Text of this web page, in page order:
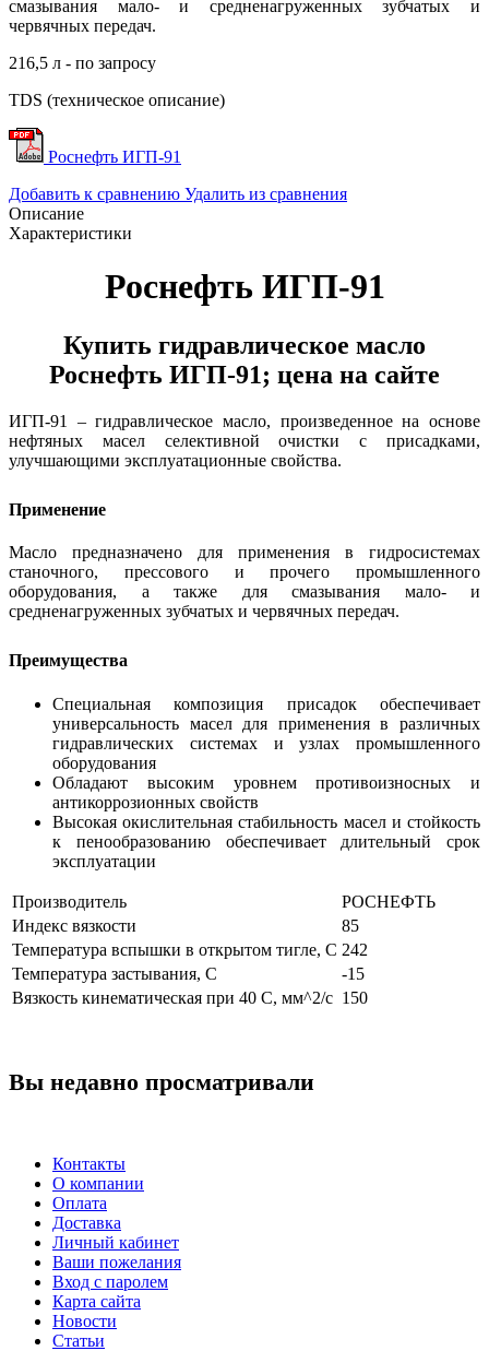
смазывания мало- и средненагруженных зубчатых и
червячных передач.
216,5 л - по запросу
TDS (техническое описание)
Роснефть ИГП-91
Добавить к сравнению Удалить из сравнения
Описание
Характеристики
Роснефть ИГП-91
Купить гидравлическое масло
Роснефть ИГП-91; цена на сайте
ИГП-91 – гидравлическое масло, произведенное на основе
нефтяных масел селективной очистки с присадками,
улучшающими эксплуатационные свойства.
Применение
Масло предназначено для применения в гидросистемах
станочного, прессового и прочего промышленного
оборудования, а также для смазывания мало- и
средненагруженных зубчатых и червячных передач.
Преимущества
Специальная композиция присадок обеспечивает
универсальность масел для применения в различных
гидравлических системах и узлах промышленного
оборудования
Обладают высоким уровнем противоизносных и
антикоррозионных свойств
Высокая окислительная стабильность масел и стойкость
к пенообразованию обеспечивает длительный срок
эксплуатации
Производитель
РОСНЕФТЬ
Индекс вязкости
85
Температура вспышки в открытом тигле, С 242
Температура застывания, С
-15
Вязкость кинематическая при 40 С, мм^2/c 150
Вы недавно просматривали
Контакты
О компании
Оплата
Доставка
Личный кабинет
Ваши пожелания
Вход с паролем
Карта сайта
Новости
Статьи